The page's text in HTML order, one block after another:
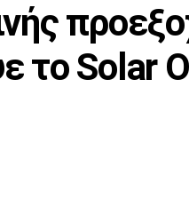
το Solar